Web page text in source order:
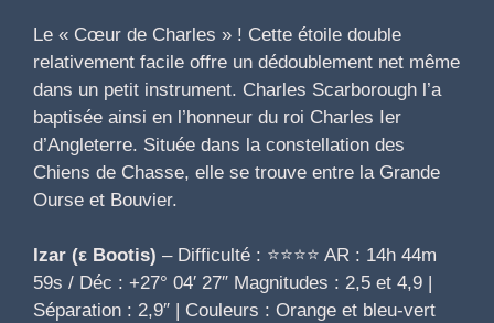
Le « Cœur de Charles » ! Cette étoile double
relativement facile offre un dédoublement net même
dans un petit instrument. Charles Scarborough l’a
baptisée ainsi en l’honneur du roi Charles Ier
d’Angleterre. Située dans la constellation des
Chiens de Chasse, elle se trouve entre la Grande
Ourse et Bouvier.
Izar (ε Bootis) – Difficulté : ⭐⭐⭐⭐ AR : 14h 44m
59s / Déc : +27° 04′ 27″ Magnitudes : 2,5 et 4,9 |
Séparation : 2,9″ | Couleurs : Orange et bleu-vert